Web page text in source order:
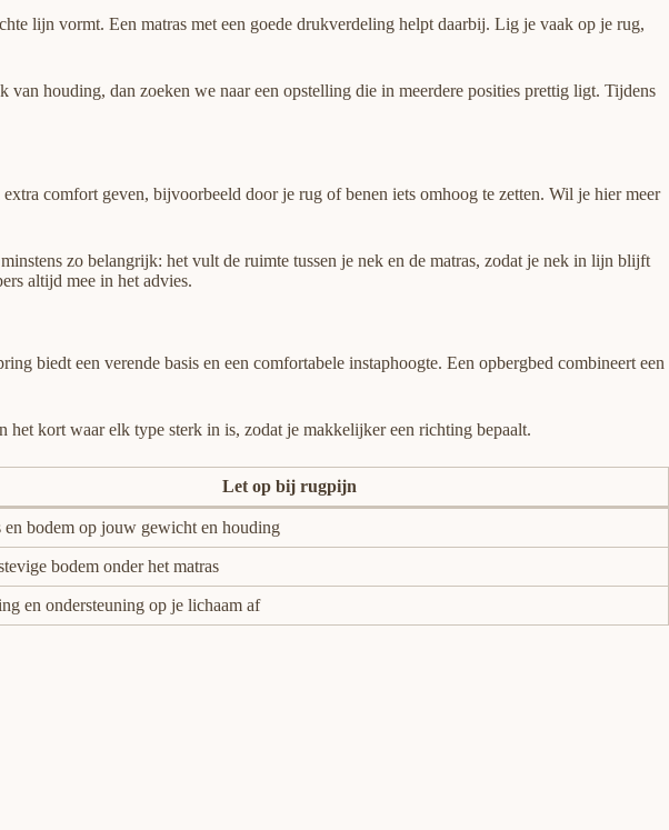
lijn vormt. Een matras met een goede drukverdeling helpt daarbij. Lig je vaak op je rug,
houding, dan zoeken we naar een opstelling die in meerdere posities prettig ligt. Tijdens
comfort geven, bijvoorbeeld door je rug of benen iets omhoog te zetten. Wil je hier meer
zo belangrijk: het vult de ruimte tussen je nek en de matras, zodat je nek in lijn blijft
altijd mee in het advies.
biedt een verende basis en een comfortabele instaphoogte. Een opbergbed combineert een
het kort waar elk type sterk in is, zodat je makkelijker een richting bepaalt.
Let op bij rugpijn
en bodem op jouw gewicht en houding
bodem onder het matras
en ondersteuning op je lichaam af